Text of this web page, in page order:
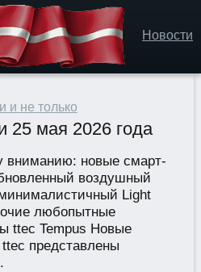
Новости
и не только
25 мая 2026 года
вниманию: новые смарт-
воздушный
Light
любопытные
ttec Tempus Новые
представлены